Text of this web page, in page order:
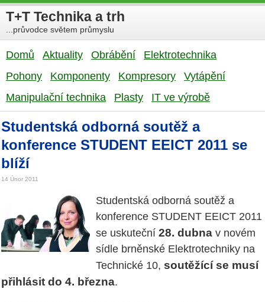
T+T Technika a trh
...průvodce světem průmyslu
Domů Aktuality Obrábění
Elektrotechnika
Pohony
Komponenty Kompresory
Vytápění
Manipulační technika
Plasty IT ve výrobě
Studentská odborná soutěž a
konference STUDENT EEICT 2011 se
blíží
14 Únor 2011
Studentská odborná soutěž a
konference STUDENT EEICT 2011
se uskuteční 28. dubna v novém
sídle brněnské Elektrotechniky na
Technické 10, soutěžící se musí
přihlásit do 4. března.